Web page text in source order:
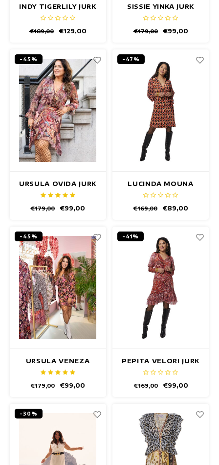
INDY TIGERLILY JURK
€189,00 €129,00
SISSIE YINKA JURK
€179,00 €99,00
-45%
URSULA OVIDA JURK
€179,00 €99,00
-47%
LUCINDA MOUNA
JURK
€169,00 €89,00
-45%
URSULA VENEZA
FLOWER JURK
€179,00 €99,00
-41%
PEPITA VELORI JURK
€169,00 €99,00
-30%